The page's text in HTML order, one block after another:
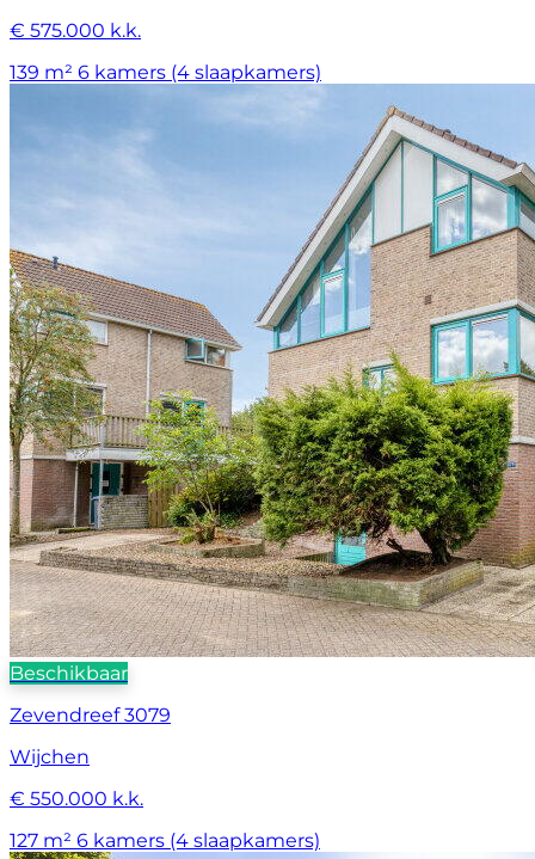
€ 575.000 k.k.
139 m² 6 kamers (4 slaapkamers)
Beschikbaar
Zevendreef 3079
Wijchen
€ 550.000 k.k.
127 m² 6 kamers (4 slaapkamers)